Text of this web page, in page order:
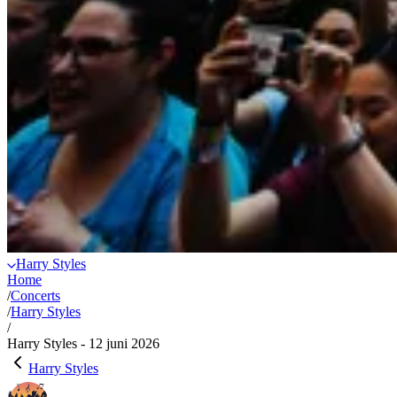
Harry Styles
Home
/Concerts
/Harry Styles
/
Harry Styles - 12 juni 2026
Harry Styles